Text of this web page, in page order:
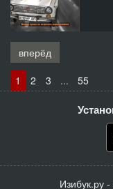
вперёд
1
2 3 ... 55
Изибук.ру